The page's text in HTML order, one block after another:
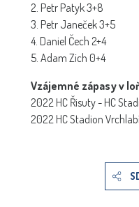
2. Petr Patyk 3+8
3. Petr Janeček 3+5
4. Daniel Čech 2+4
5. Adam Zich 0+4
Vzájemné zápasy v
2022 HC Řisuty - HC
2022 HC Stadion